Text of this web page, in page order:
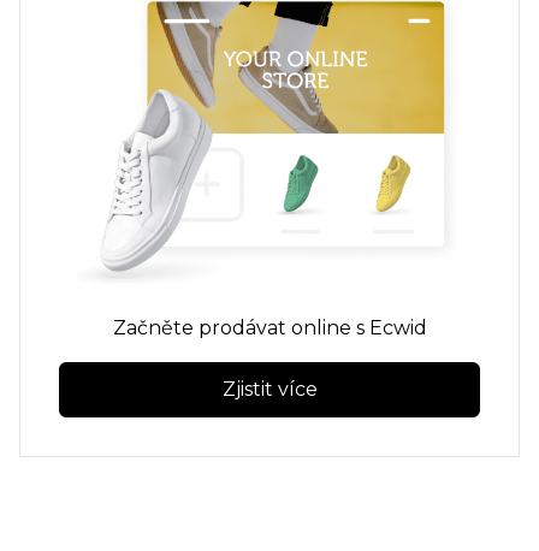
Začněte prodávat online s Ecwid
Zjistit více